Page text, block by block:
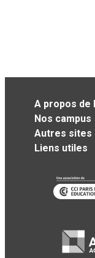
A propos de
Nos campus
Autres sites
Liens utiles